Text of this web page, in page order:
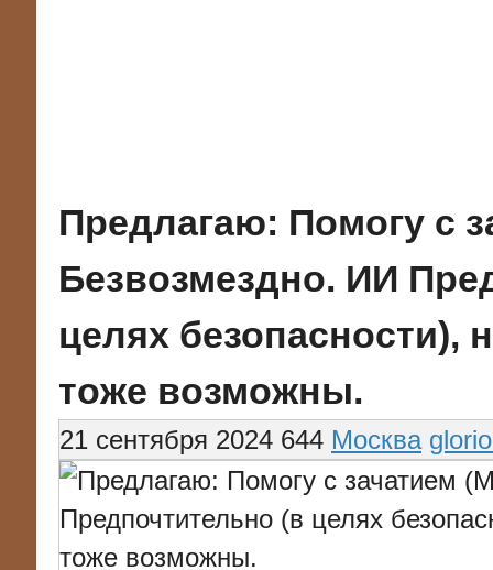
Предлагаю: Помогу с
Безвозмездно. ИИ
целях безопасности),
тоже возможны.
21 сентября 2024 644 Москва